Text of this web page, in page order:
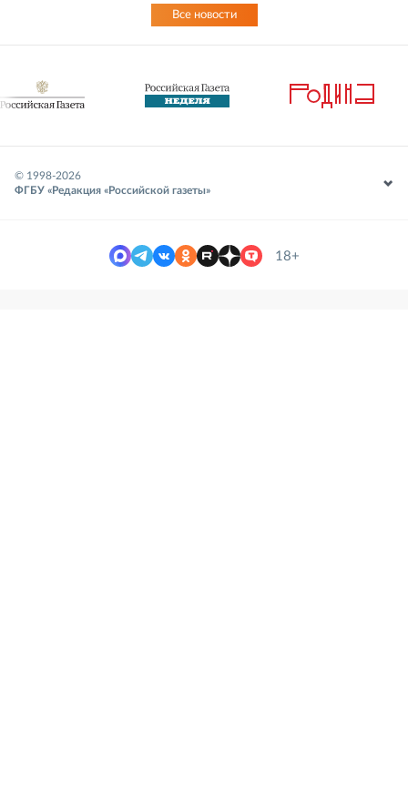
Все новости
© 1998-2026
ФГБУ «Редакция «Российской газеты»
18+